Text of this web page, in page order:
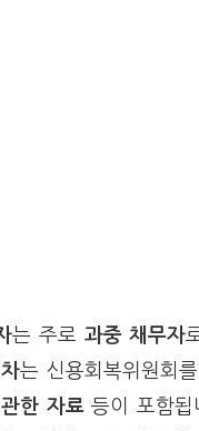
는 주로 과중 채무자
는 신용회복위원회
한 자료등이 포함됩